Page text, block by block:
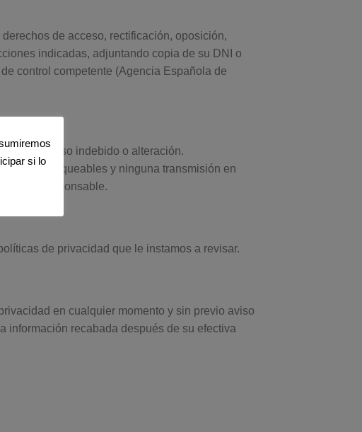
de acceso, rectificación, oposición,
indicadas, adjuntando copia de su DNI o
control competente (Agencia Española de
uso indebido o alteración.
infranqueables y ninguna transmisión en
responsable.
de privacidad que le instamos a revisar.
en cualquier momento y sin previo aviso
información recabada después de su efectiva
si lo